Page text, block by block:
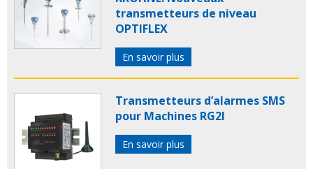
transmetteurs de niveau
OPTIFLEX
En savoir plus
Transmetteurs d’alarmes SMS
pour Machines RG2I
En savoir plus